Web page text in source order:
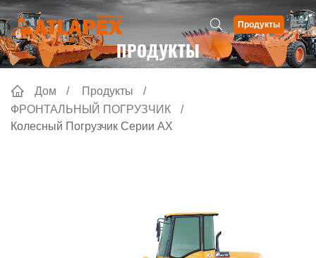
Продукты
ПРОДУКТЫ
Дом
Продукты
ФРОНТАЛЬНЫЙ ПОГРУЗЧИК
Колесный Погрузчик Серии AX